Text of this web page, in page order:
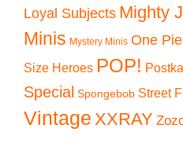
Loyal Subjects Mighty
Minis Mystery Minis One
Size Heroes POP!
Special Spongebob Street
Vintage XXRAY